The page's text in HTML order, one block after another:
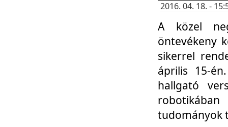
2016. 04. 18. -
A közel
öntevékeny
sikerrel
április 15-
hallgató
tudományok